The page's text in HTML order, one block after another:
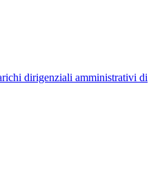
dirigenziali amministrativi di